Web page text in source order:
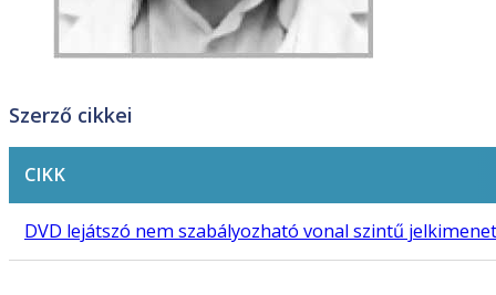
Szerző cikkei
CIKK
DVD lejátszó nem szabályozható vonal szintű